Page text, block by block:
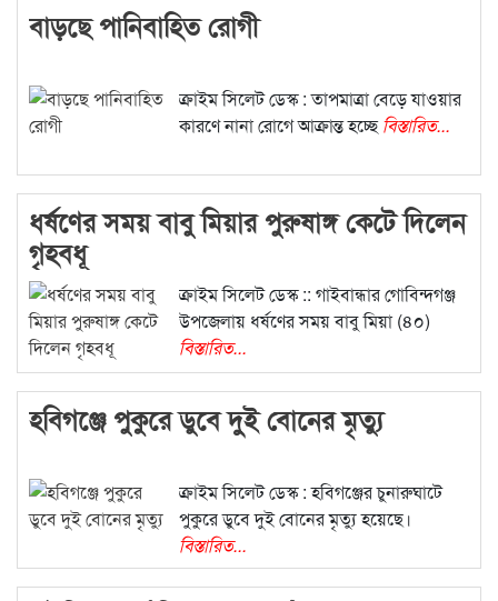
বাড়ছে পানিবাহিত রোগী
ক্রাইম সিলেট ডেস্ক : তাপমাত্রা বেড়ে যাওয়ার
কারণে নানা রোগে আক্রান্ত হচ্ছেবিস্তারিত...
ধর্ষণের সময় বাবু মিয়ার পুরুষাঙ্গ কেটে দিলেন
গৃহবধূ
ক্রাইম সিলেট ডেস্ক :: গাইবান্ধার গোবিন্দগঞ্জ
উপজেলায় ধর্ষণের সময় বাবু মিয়া (৪০)
বিস্তারিত...
হবিগঞ্জে পুকুরে ডুবে দুই বোনের মৃত্যু
ক্রাইম সিলেট ডেস্ক : হবিগঞ্জের চুনারুঘাটে
পুকুরে ডুবে দুই বোনের মৃত্যু হয়েছে।
বিস্তারিত...